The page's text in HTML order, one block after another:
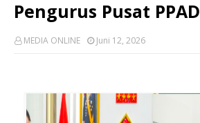
Pengurus Pusat PPAD
MEDIA ONLINE Juni 12, 2026